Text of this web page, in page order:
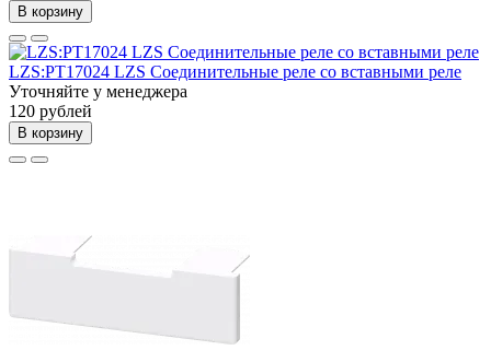
В корзину
LZS:PT17024 LZS Соединительные реле со вставными реле
Уточняйте у менеджера
120 рублей
В корзину